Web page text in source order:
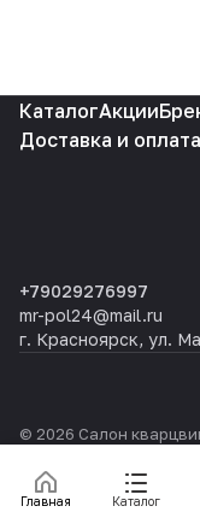
Главная Каталог
КаталогАкции
Доставка и оплата
+79029276997
mr-pol24@mail.ru
г. Красноярск, ул.
© 2026 Салон